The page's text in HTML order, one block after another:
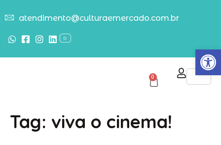
Abrir
atendimento@culturaemercado.com.br
0
Tag: viva o cinema!